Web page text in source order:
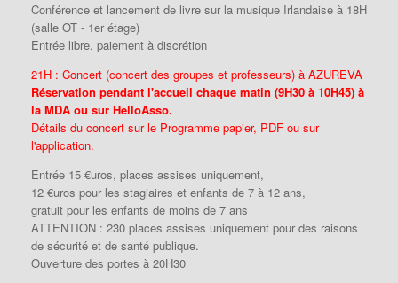
Conférence et lancement de livre sur la musique Irlandaise à 18H
(salle OT - 1er étage)
Entrée libre, paiement à discrétion
21H : Concert (concert des groupes et professeurs) à AZUREVA
Réservation pendant l'accueil chaque matin (9H30 à 10H45) à
la MDA ou sur HelloAsso.
Détails du concert sur le Programme papier, PDF ou sur
l'application.
Entrée 15 €uros, places assises uniquement,
12 €uros pour les stagiaires et enfants de 7 à 12 ans,
gratuit pour les enfants de moins de 7 ans
ATTENTION : 230 places assises uniquement pour des raisons
de sécurité et de santé publique.
Ouverture des portes à 20H30